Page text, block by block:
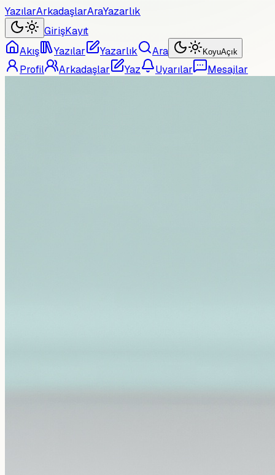
YazılarArkadaşlarAraYazarlık
GirişKayıt
Akış
Yazılar Yazarlık Ara KoyuAçık
Profil Arkadaşlar Yaz Uyarılar Mesajlar